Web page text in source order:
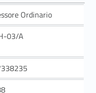
Ordinario
03/A